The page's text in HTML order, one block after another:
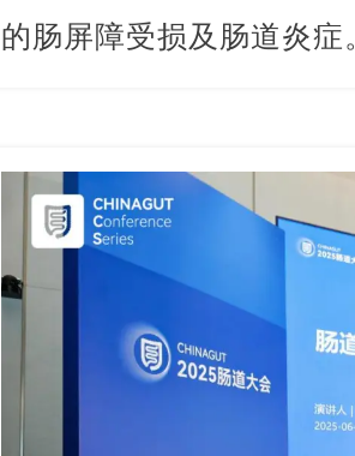
的肠屏障受损及肠道炎症